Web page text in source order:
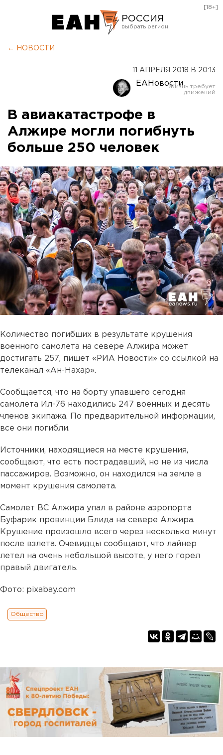
РОССИЯ
Оренбург
[18+]
← НОВОСТИ
11 АПРЕЛЯ 2018 В 20:13
ЕАНовости
В авиакатастрофе в
Алжире могли погибнуть
больше 250 человек
Количество погибших в результате крушения
военного самолета на севере Алжира может
достигать 257, пишет «РИА Новости» со ссылкой на
телеканал «Ан-Нахар».
Сообщается, что на борту упавшего сегодня
самолета Ил-76 находились 247 военных и десять
членов экипажа. По предварительной информации,
все они погибли.
Источники, находящиеся на месте крушения,
сообщают, что есть пострадавший, но не из числа
пассажиров. Возможно, он находился на земле в
момент крушения самолета.
Самолет ВС Алжира упал в районе аэропорта
Буфарик провинции Блида на севере Алжира.
Крушение произошло всего через несколько минут
после взлета. Очевидцы сообщают, что лайнер
летел на очень небольшой высоте, у него горел
правый двигатель.
Фото: pixabay.com
Общество